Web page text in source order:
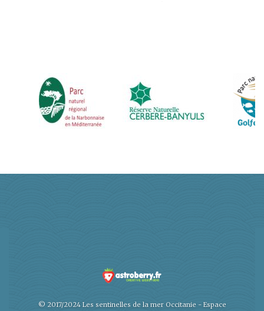
© 2017/2024 Les sentinelles de la mer Occitanie - Espace